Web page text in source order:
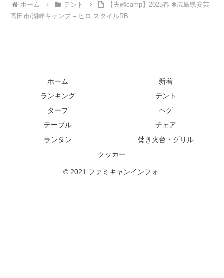
ホーム テント
【夫婦camp】2025春 ✱広島県安芸
高田市/湖畔キャンプ – ヒロ スタイルRB
ホーム
新着
ランキング
テント
タープ
ペグ
テーブル
チェア
ランタン
焚き火台・グリル
クッカー
© 2021 ファミキャンインフォ.